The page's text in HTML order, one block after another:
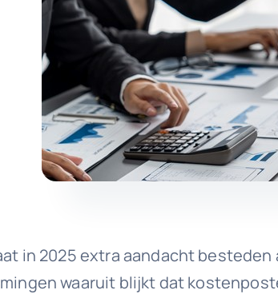
in 2025 extra aandacht
waaruit blijkt dat